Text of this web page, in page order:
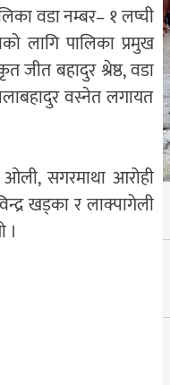
वडा नम्बर– १ लप्ची
लागि पालिका प्रमुख
जीत बहादुर श्रेष्ठ, वडा
वस्नेत लगायत
सगरमाथा आरोही
खड्का र लाक्पागेली
।